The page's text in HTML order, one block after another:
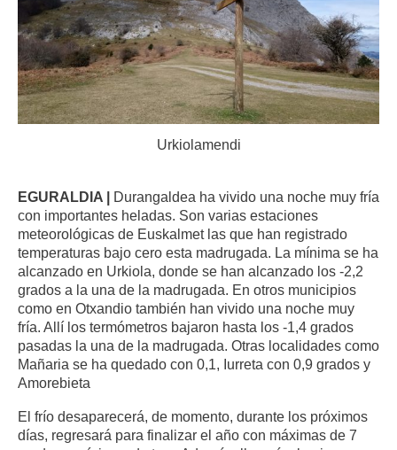
Urkiolamendi
EGURALDIA |
Durangaldea ha vivido una noche muy fría
con importantes heladas. Son varias estaciones
meteorológicas de Euskalmet las que han registrado
temperaturas bajo cero esta madrugada. La mínima se ha
alcanzado en Urkiola, donde se han alcanzado los -2,2
grados a la una de la madrugada. En otros municipios
como en Otxandio también han vivido una noche muy
fría. Allí los termómetros bajaron hasta los -1,4 grados
pasadas la una de la madrugada. Otras localidades como
Mañaria se ha quedado con 0,1, Iurreta con 0,9 grados y
Amorebieta
El frío desaparecerá, de momento, durante los próximos
días, regresará para finalizar el año con máximas de 7